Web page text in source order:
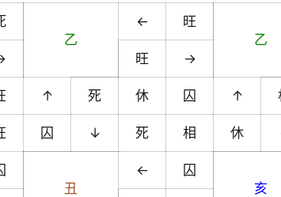
乙
←
旺
乙
旺 →
↑ 死 休 囚 ↑
囚 ↓ 死 相 休
丑
←
囚
亥